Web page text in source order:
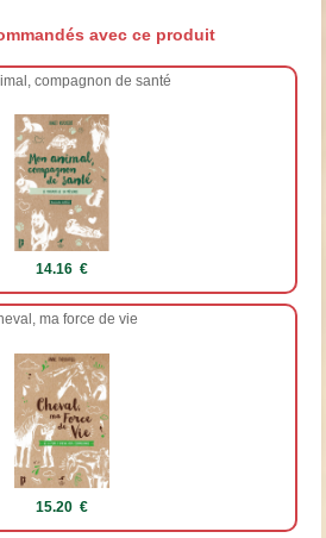
avec ce produit
compagnon de santé
14.16 €
ma force de vie
15.20 €